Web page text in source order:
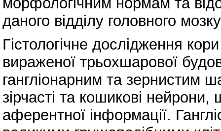
даного відділу головного
Гістологічне дослідження
вираженої трьохшарової
гангліонарним та зернистим
зірчасті та кошикові
аферентної інформації.